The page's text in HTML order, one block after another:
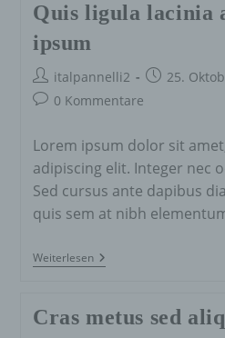
Vel
Tincidunt
Quis ligula lacinia
ipsum
Beitrags-
Autor:
italpannelli2
Beitrag
25.
Beitrags-
0 Kommentare
Lorem ipsum dolor sit
adipiscing elit. Integer nec
Sed cursus ante dapibus
quis sem at nibh
WeiterlesenQuis
Ligula
Mauris
Ipsum
Cras metus sed